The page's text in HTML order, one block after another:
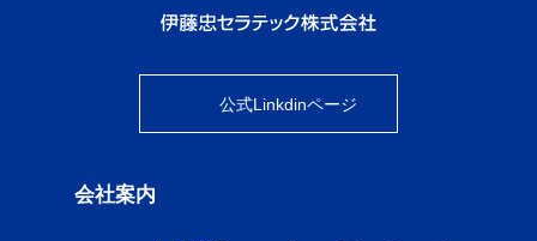
公式Linkdinページ
会社案内